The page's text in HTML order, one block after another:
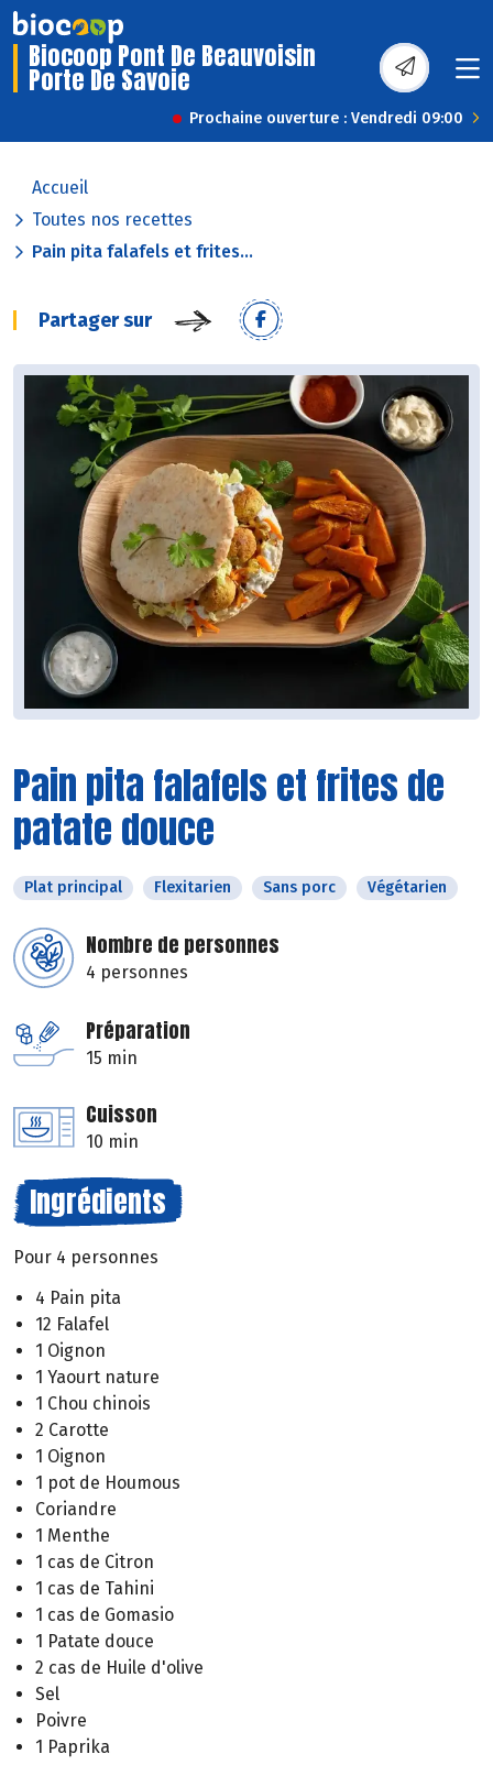
Biocoop Pont De Beauvoisin
Porte De Savoie
Prochaine ouverture : Vendredi 09:00
Accueil
Toutes nos recettes
Pain pita falafels et frites...
Partager sur
Pain pita falafels et frites de
patate douce
Plat principal Flexitarien Sans porc Végétarien
Nombre de personnes
4 personnes
Préparation
15 min
Cuisson
10 min
Ingrédients
Pour 4 personnes
4 Pain pita
12 Falafel
1 Oignon
1 Yaourt nature
1 Chou chinois
2 Carotte
1 Oignon
1 pot de Houmous
Coriandre
1 Menthe
1 cas de Citron
1 cas de Tahini
1 cas de Gomasio
1 Patate douce
2 cas de Huile d'olive
Sel
Poivre
1 Paprika